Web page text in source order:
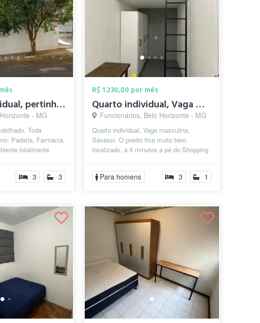
Quarto individual, pertinho da Savassi, ...
- MG
Toda
Padaria, Farmacia,
totalmente
3 3
R$ 1.230,00 por mês
Quarto individual, Vaga masculina, Savas...
Funcionários, Belo Horizonte - MG
Quarto individual, Vaga masculina,
Savassi. O prédio fica muito bem
localizado, a 6 minutos a pé do Shopping
Liberdade,...
Para homens 3 1